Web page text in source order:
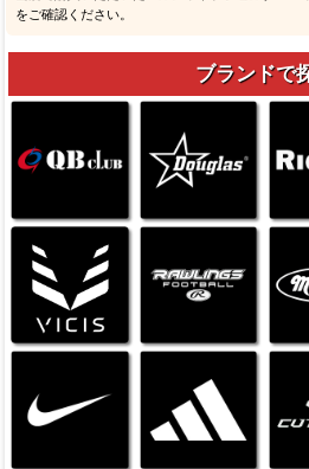
をご確認ください。
ブランドで